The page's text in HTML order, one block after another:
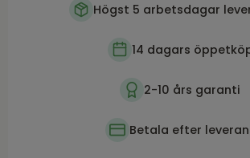
Högst 5 arbetsdagar
14 dagars
2-10 års garanti
Betala efter